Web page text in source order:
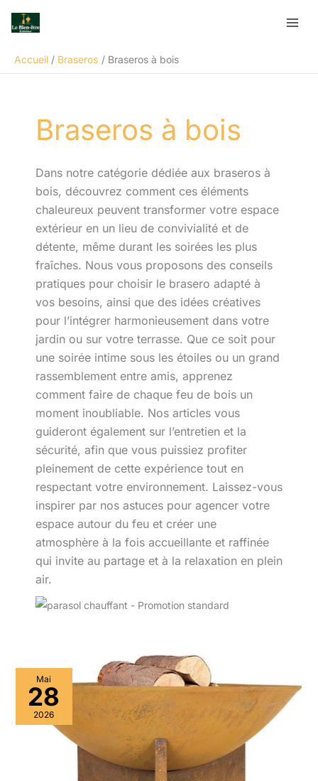
Accueil
Braseros Braseros à bois
Braseros à bois
Dans notre catégorie dédiée aux braseros à
bois, découvrez comment ces éléments
chaleureux peuvent transformer votre espace
extérieur en un lieu de convivialité et de
détente, même durant les soirées les plus
fraîches. Nous vous proposons des conseils
pratiques pour choisir le brasero adapté à
vos besoins, ainsi que des idées créatives
pour l’intégrer harmonieusement dans votre
jardin ou sur votre terrasse. Que ce soit pour
une soirée intime sous les étoiles ou un grand
rassemblement entre amis, apprenez
comment faire de chaque feu de bois un
moment inoubliable. Nos articles vous
guideront également sur l’entretien et la
sécurité, afin que vous puissiez profiter
pleinement de cette expérience tout en
respectant votre environnement. Laissez-vous
inspirer par nos astuces pour agencer votre
espace autour du feu et créer une
atmosphère à la fois accueillante et raffinée
qui invite au partage et à la relaxation en plein
air.
Mai
28
2026